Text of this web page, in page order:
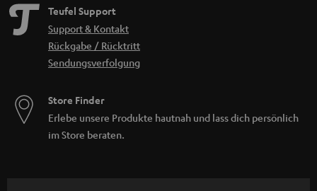
Teufel Support
Support & Kontakt
Rückgabe / Rücktritt
Sendungsverfolgung
Store Finder
Erlebe unsere Produkte hautnah und lass dich persönlich
im Store beraten.